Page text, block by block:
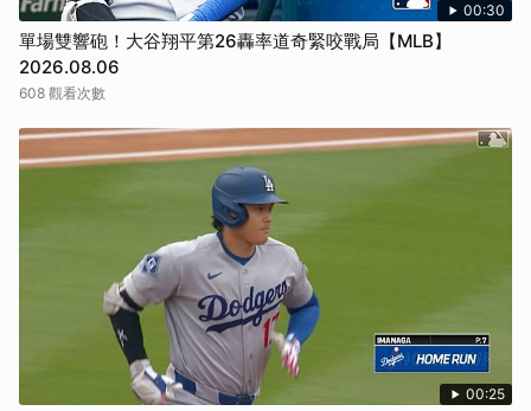
00:30
單場雙響砲！大谷翔平第26轟率道奇緊咬戰局【MLB】
2026.08.06
608 觀看次數
00:25